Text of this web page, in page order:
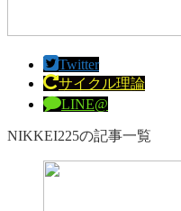
Twitter
サイクル理論
LINE@
NIKKEI225の記事一覧